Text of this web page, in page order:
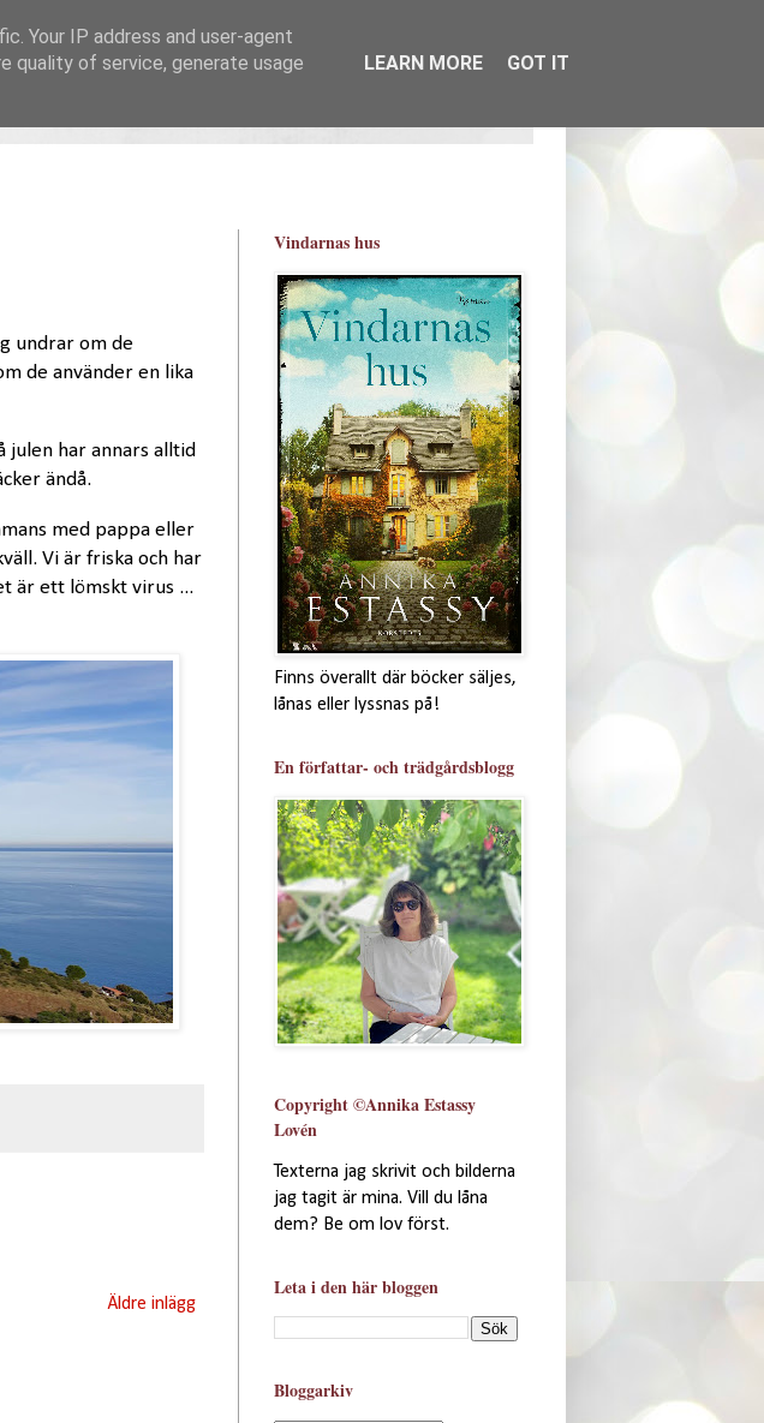
undrar om de
de använder en lika
julen har annars alltid
ändå.
med pappa eller
Vi är friska och har
är ett lömskt virus ...
Äldre inlägg
Vindarnas hus
Finns överallt där böcker säljes,
lånas eller lyssnas på!
En författar- och trädgårdsblogg
Copyright ©Annika Estassy
Lovén
Texterna jag skrivit och bilderna
jag tagit är mina. Vill du låna
dem? Be om lov först.
Leta i den här bloggen
Bloggarkiv
Your IP address and user-agent
quality of service, generate usage
LEARN MORE GOT IT